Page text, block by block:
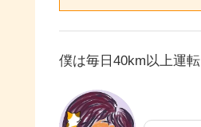
僕は毎日40km以上運